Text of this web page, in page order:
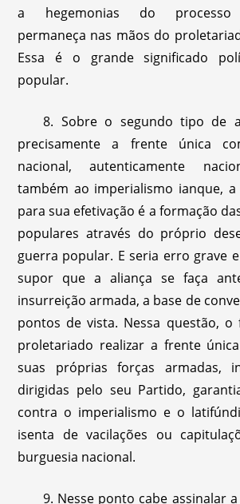
a hegemonias do processo
permaneça nas mãos do
Essa é o grande significado
popular.
8. Sobre o segundo tipo de
precisamente a frente única
nacional, autenticamente
também ao imperialismo ianque, a
para sua efetivação é a formação
populares através do próprio
guerra popular. E seria erro grave
supor que a aliança se faça
insurreição armada, a base de
pontos de vista. Nessa questão,
proletariado realizar a frente
suas próprias forças armadas,
dirigidas pelo seu Partido,
contra o imperialismo e o
isenta de vacilações ou
burguesia nacional.
9. Nesse ponto cabe assinalar